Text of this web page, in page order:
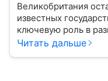
Великобритания
известных
ключевую роль в
промышленности,
Читать дальше